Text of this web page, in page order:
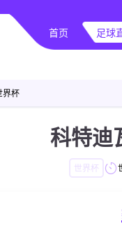
首页 足球
界杯
科特迪
世界杯